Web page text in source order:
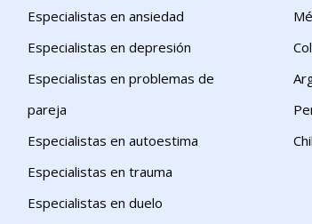
Especialistas en ansiedad
Especialistas en depresión
Especialistas en problemas de
pareja
Especialistas en autoestima
Especialistas en trauma
Especialistas en duelo